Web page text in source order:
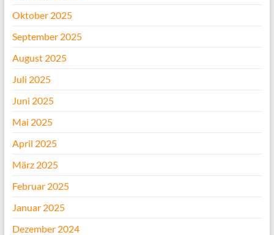
Oktober 2025
September 2025
August 2025
Juli 2025
Juni 2025
Mai 2025
April 2025
März 2025
Februar 2025
Januar 2025
Dezember 2024